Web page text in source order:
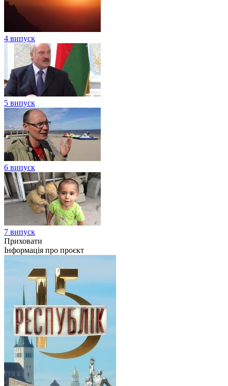
4 випуск
5 випуск
6 випуск
7 випуск
Приховати
Інформація про проєкт